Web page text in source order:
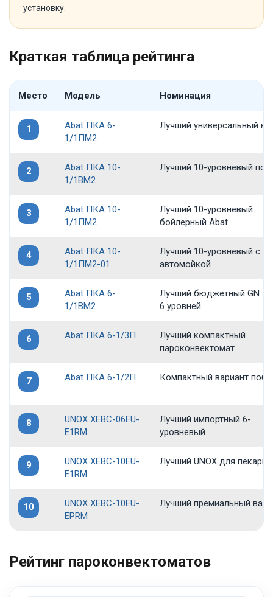
установку.
Краткая таблица рейтинга
Место Модель Номинация
1
Abat ПКА 6-
1/1ПМ2
Лучший универсальный
2
Abat ПКА 10-
1/1ВМ2
Лучший 10-уровневый по
3
Abat ПКА 10-
1/1ПМ2
Лучший 10-уровневый
бойлерный Abat
4
Abat ПКА 10-
1/1ПМ2-01
Лучший 10-уровневый с
автомойкой
5
Abat ПКА 6-
1/1ВМ2
Лучший бюджетный GN 1/
6 уровней
6 Abat ПКА 6-1/3П
Лучший компактный
пароконвектомат
7 Abat ПКА 6-1/2П Компактный вариант
8
UNOX XEBC-06EU-
E1RM
Лучший импортный 6-
уровневый
9
UNOX XEBC-10EU-
E1RM
Лучший UNOX для пекарни
10
UNOX XEBC-10EU-
EPRM
Лучший премиальный
Рейтинг пароконвектоматов